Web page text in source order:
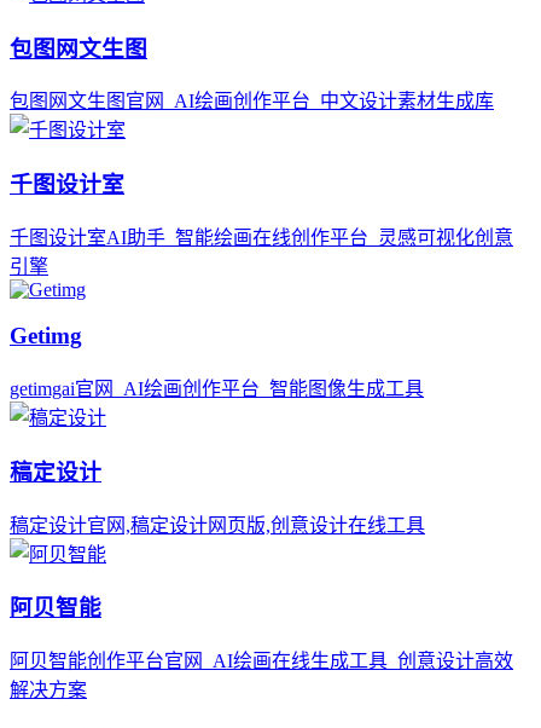
包图网文生图
包图网文生图官网_AI绘画创作平台_中文设计素材生成库
千图设计室
千图设计室AI助手_智能绘画在线创作平台_灵感可视化创意
引擎
Getimg
getimgai官网_AI绘画创作平台_智能图像生成工具
稿定设计
稿定设计官网,稿定设计网页版,创意设计在线工具
阿贝智能
阿贝智能创作平台官网_AI绘画在线生成工具_创意设计高效
解决方案